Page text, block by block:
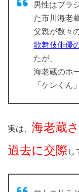
男性はブラ
た市川海老
父親が数々
歌舞伎俳優
たが、
海老蔵のホ
「ケンくん
実は、 海老蔵
過去に交際 し